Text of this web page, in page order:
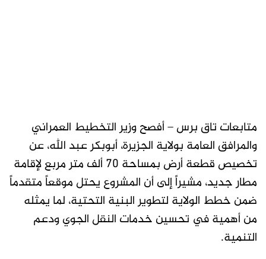
متابعات تاق برس – أفصح وزير التخطيط العمراني
والمرافق العامة بولاية الجزيرة، أبوبكر عبد الله، عن
تخصيص قطعة أرض بمساحة 70 ألف متر مربع لإقامة
مطار جديد، مشيراً إلى أن المشروع يحتل موقعاً متقدماً
ضمن خطط الولاية لتطوير البنية التحتية، لما يمثله
من أهمية في تحسين خدمات النقل الجوي ودعم
التنمية.